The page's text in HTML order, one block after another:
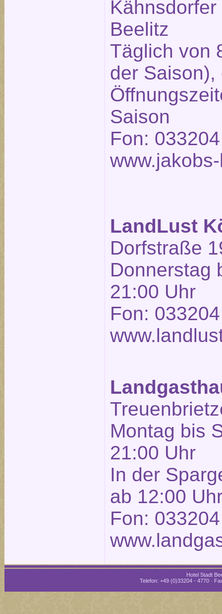
Beelitz
Täglich von
der Saison),
Saison
Fon:
LandLust
Dorfstraße
Donnerstag
21:00 Uhr
Fon:
Montag bis
21:00 Uhr
In der
ab 12:00
Fon:
Hotel Stadt
Telefon: +49 (0)33204 - 4770 ·